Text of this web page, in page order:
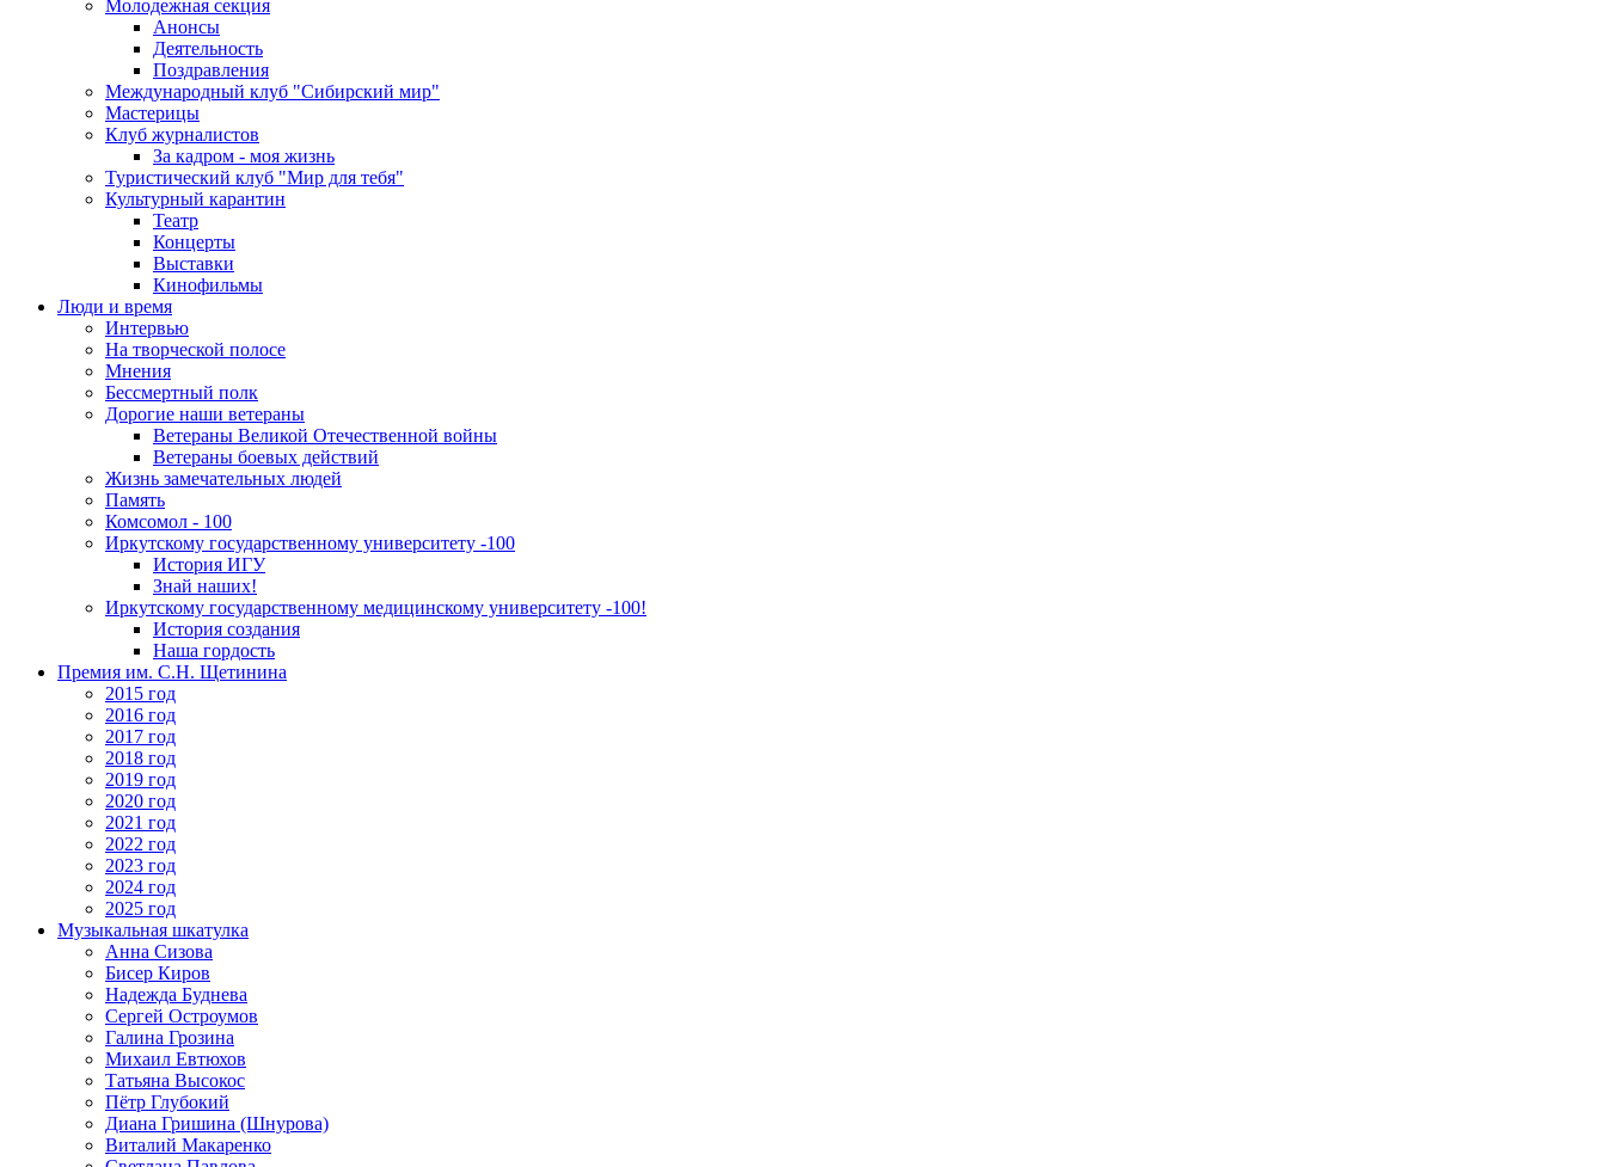
Молодежная секция
Анонсы
Деятельность
Поздравления
Международный клуб "Сибирский мир"
Мастерицы
Клуб журналистов
За кадром - моя жизнь
Туристический клуб "Мир для тебя"
Культурный карантин
Театр
Концерты
Выставки
Кинофильмы
Люди и время
Интервью
На творческой полосе
Мнения
Бессмертный полк
Дорогие наши ветераны
Ветераны Великой Отечественной войны
Ветераны боевых действий
Жизнь замечательных людей
Память
Комсомол - 100
Иркутскому государственному университету -100
История ИГУ
Знай наших!
Иркутскому государственному медицинскому университету -100!
История создания
Наша гордость
Премия им. С.Н. Щетинина
2015 год
2016 год
2017 год
2018 год
2019 год
2020 год
2021 год
2022 год
2023 год
2024 год
2025 год
Музыкальная шкатулка
Анна Сизова
Бисер Киров
Надежда Буднева
Сергей Остроумов
Галина Грозина
Михаил Евтюхов
Татьяна Высокос
Пётр Глубокий
Диана Гришина (Шнурова)
Виталий Макаренко